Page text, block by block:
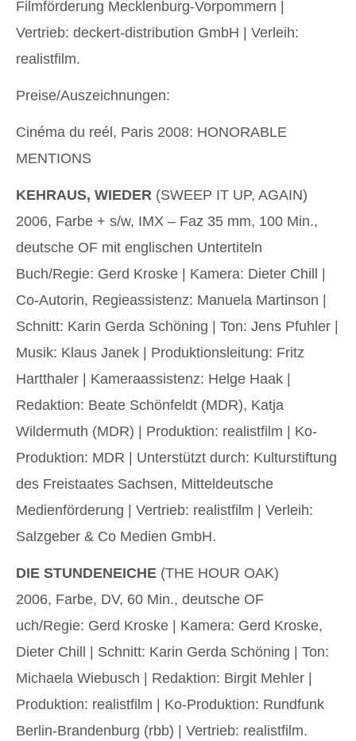
Filmförderung Mecklenburg-Vorpommern |
Vertrieb: deckert-distribution GmbH | Verleih:
realistfilm.
Preise/Auszeichnungen:
Cinéma du reél, Paris 2008: HONORABLE
MENTIONS
KEHRAUS, WIEDER (SWEEP IT UP, AGAIN)
2006, Farbe + s/w, IMX – Faz 35 mm, 100 Min.,
deutsche OF mit englischen Untertiteln
Buch/Regie: Gerd Kroske | Kamera: Dieter Chill |
Co-Autorin, Regieassistenz: Manuela Martinson |
Schnitt: Karin Gerda Schöning | Ton: Jens Pfuhler |
Musik: Klaus Janek | Produktionsleitung: Fritz
Hartthaler | Kameraassistenz: Helge Haak |
Redaktion: Beate Schönfeldt (MDR), Katja
Wildermuth (MDR) | Produktion: realistfilm | Ko-
Produktion: MDR | Unterstützt durch: Kulturstiftung
des Freistaates Sachsen, Mitteldeutsche
Medienförderung | Vertrieb: realistfilm | Verleih:
Salzgeber & Co Medien GmbH.
DIE STUNDENEICHE (THE HOUR OAK)
2006, Farbe, DV, 60 Min., deutsche OF
uch/Regie: Gerd Kroske | Kamera: Gerd Kroske,
Dieter Chill | Schnitt: Karin Gerda Schöning | Ton:
Michaela Wiebusch | Redaktion: Birgit Mehler |
Produktion: realistfilm | Ko-Produktion: Rundfunk
Berlin-Brandenburg (rbb) | Vertrieb: realistfilm.